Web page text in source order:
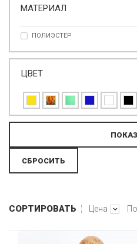
МАТЕРИАЛ
ПОЛИЭСТЕР
ЦВЕТ
СОРТИРОВАТЬ Цена